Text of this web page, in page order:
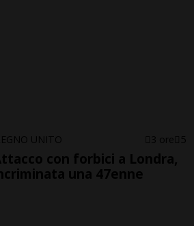
UNITO 3 ore 5
con forbici a Londra,
una 47enne